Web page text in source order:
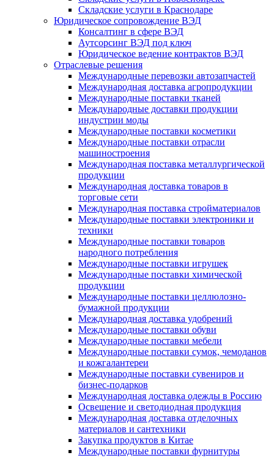
Складские услуги в Краснодаре
Юридическое сопровождение ВЭД
Консалтинг в сфере ВЭД
Аутсорсинг ВЭД под ключ
Юридическое ведение контрактов ВЭД
Отраслевые решения
Международные перевозки автозапчастей
Международная доставка агропродукции
Международные поставки тканей
Международные доставки продукции
индустрии моды
Международные поставки косметики
Международные поставки отрасли
машиностроения
Международная поставка металлургической
продукции
Международная доставка товаров в
торговые сети
Международная поставка стройматериалов
Международные поставки электроники и
техники
Международные поставки товаров
народного потребления
Международные поставки игрушек
Международные поставки химической
продукции
Международные поставки целлюлозно-
бумажной продукции
Международная доставка удобрений
Международные поставки обуви
Международные поставки мебели
Международные поставки сумок, чемоданов
и кожгалантереи
Международные поставки сувениров и
бизнес-подарков
Международная доставка одежды в Россию
Освещение и светодиодная продукция
Международная доставка отделочных
материалов и сантехники
Закупка продуктов в Китае
Международные поставки фурнитуры